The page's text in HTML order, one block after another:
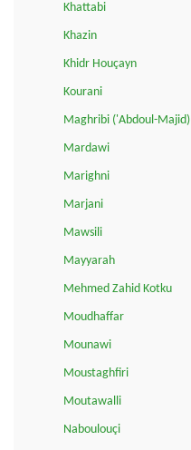
Khattabi
Khazin
Khidr Houçayn
Kourani
Maghribi ('Abdoul-Majid)
Mardawi
Marighni
Marjani
Mawsili
Mayyarah
Mehmed Zahid Kotku
Moudhaffar
Mounawi
Moustaghfiri
Moutawalli
Naboulouçi